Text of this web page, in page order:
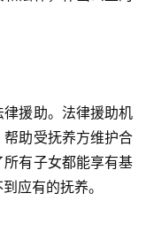
援助。法律援助机
助受抚养方维护合
有子女都能享有基
应有的抚养。